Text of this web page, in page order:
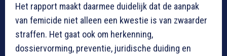
Het rapport maakt daarmee duidelijk dat de aanpak
van femicide niet alleen een kwestie is van zwaarder
straffen. Het gaat ook om herkenning,
dossiervorming, preventie, juridische duiding en